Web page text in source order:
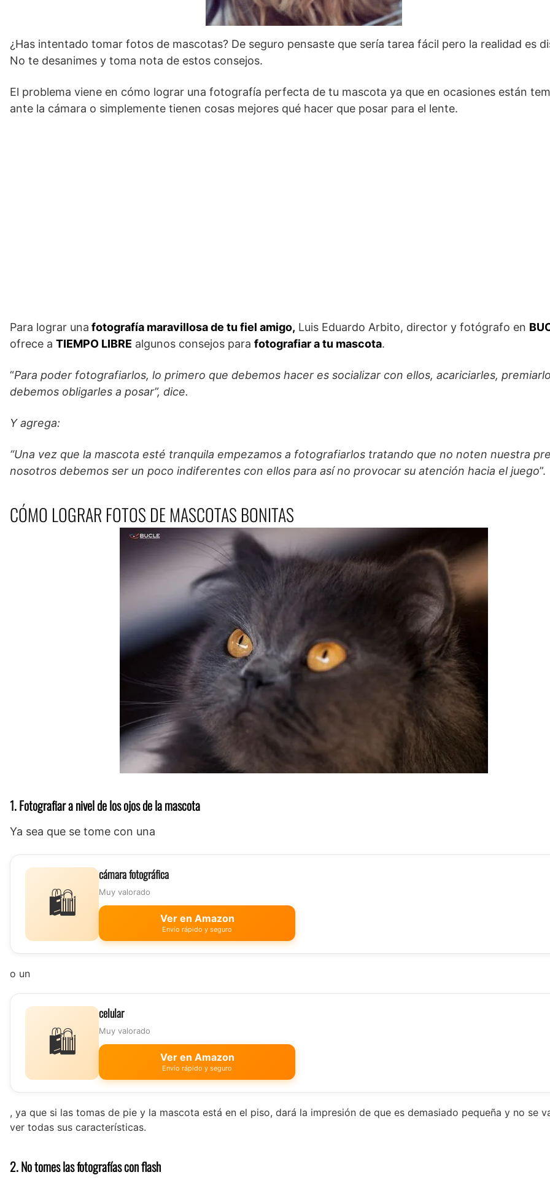
¿Has intentado tomar fotos de mascotas? De seguro pensaste que sería tarea fácil pero la realidad es
No te desanimes y toma nota de estos consejos.
El problema viene en cómo lograr una fotografía perfecta de tu mascota ya que en ocasiones están
ante la cámara o simplemente tienen cosas mejores qué hacer que posar para el lente.
Para lograr una fotografía maravillosa de tu fiel amigo, Luis Eduardo Arbito, director y fotógrafo en
ofrece a TIEMPO LIBRE algunos consejos para fotografiar a tu mascota.
“Para poder fotografiarlos, lo primero que debemos hacer es socializar con ellos, acariciarles,
debemos obligarles a posar”, dice.
Y agrega:
“Una vez que la mascota esté tranquila empezamos a fotografiarlos tratando que no noten nuestra
nosotros debemos ser un poco indiferentes con ellos para así no provocar su atención hacia el juego”.
CÓMO LOGRAR FOTOS DE MASCOTAS BONITAS
1. Fotografiar a nivel de los ojos de la mascota
Ya sea que se tome con una
🛍️
cámara fotográfica
Muy valorado
Ver en Amazon
Envío rápido y seguro
o un
🛍️
celular
Muy valorado
Ver en Amazon
Envío rápido y seguro
, ya que si las tomas de pie y la mascota está en el piso, dará la impresión de que es demasiado pequeña y no se
ver todas sus características.
2. No tomes las fotografías con flash